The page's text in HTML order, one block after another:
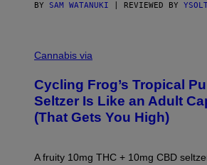
BY SAM WATANUKI | REVIEWED BY
A
H
A
Q
F
I
Cannabis via
Cycling Frog’s Tropical
Seltzer Is Like an Adult
(That Gets You High)
A fruity 10mg THC + 10mg CBD